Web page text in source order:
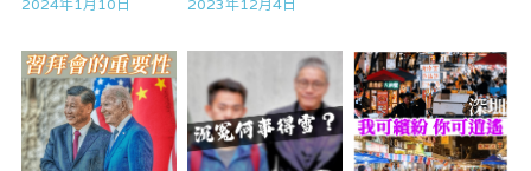
美西極權主義
真相直擊
莫綺琪專欄
黃萬成專欄
黎智英案審訊
支聯會案
休閒好介紹
親子
人才招聘
投稿熱線
搜索
繁體中文
2024年1月10日 2023年12月4日
朱庭萱專欄
曾子晴專欄